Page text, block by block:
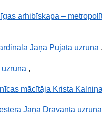
arhibīskapa –
Jāņa Pujata uzruna
,
mācītāja Krista
Jāņa Dravanta uzruna